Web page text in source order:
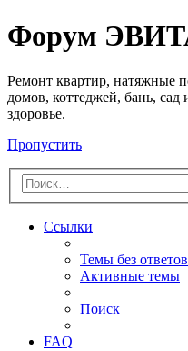
Регистрация
Форум
Ремонт квартир, натяжные
домов, коттеджей, бань, сад
здоровье.
Пропустить
Ссылки
Темы без ответов
Активные темы
Поиск
FAQ